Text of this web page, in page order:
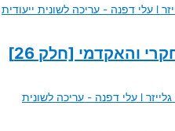
והאקדמי [חלק 26]